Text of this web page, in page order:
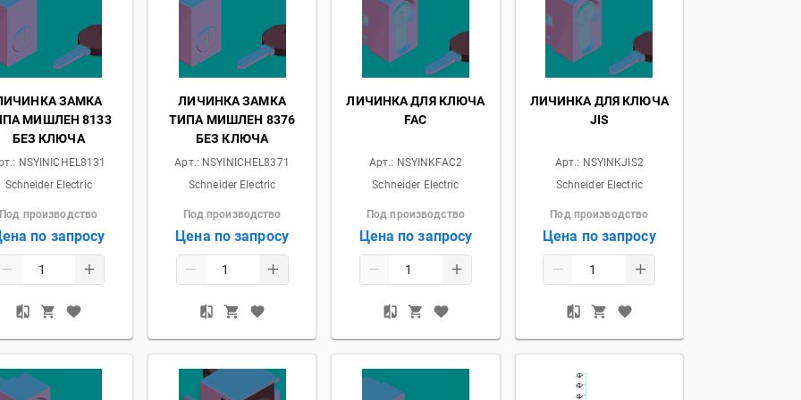
ЗАМКА
МИШЛЕН 8133
БЕЗ КЛЮЧА
NSYINICHEL8131
Schneider Electric
Под производство
по запросу
ЛИЧИНКА ЗАМКА
ТИПА МИШЛЕН 8376
БЕЗ КЛЮЧА
Арт.: NSYINICHEL8371
Schneider Electric
Под производство
Цена по запросу
ЛИЧИНКА ДЛЯ КЛЮЧА
FAC
Арт.: NSYINKFAC2
Schneider Electric
Под производство
Цена по запросу
ЛИЧИНКА ДЛЯ КЛЮЧА
JIS
Арт.: NSYINKJIS2
Schneider Electric
Под производство
Цена по запросу